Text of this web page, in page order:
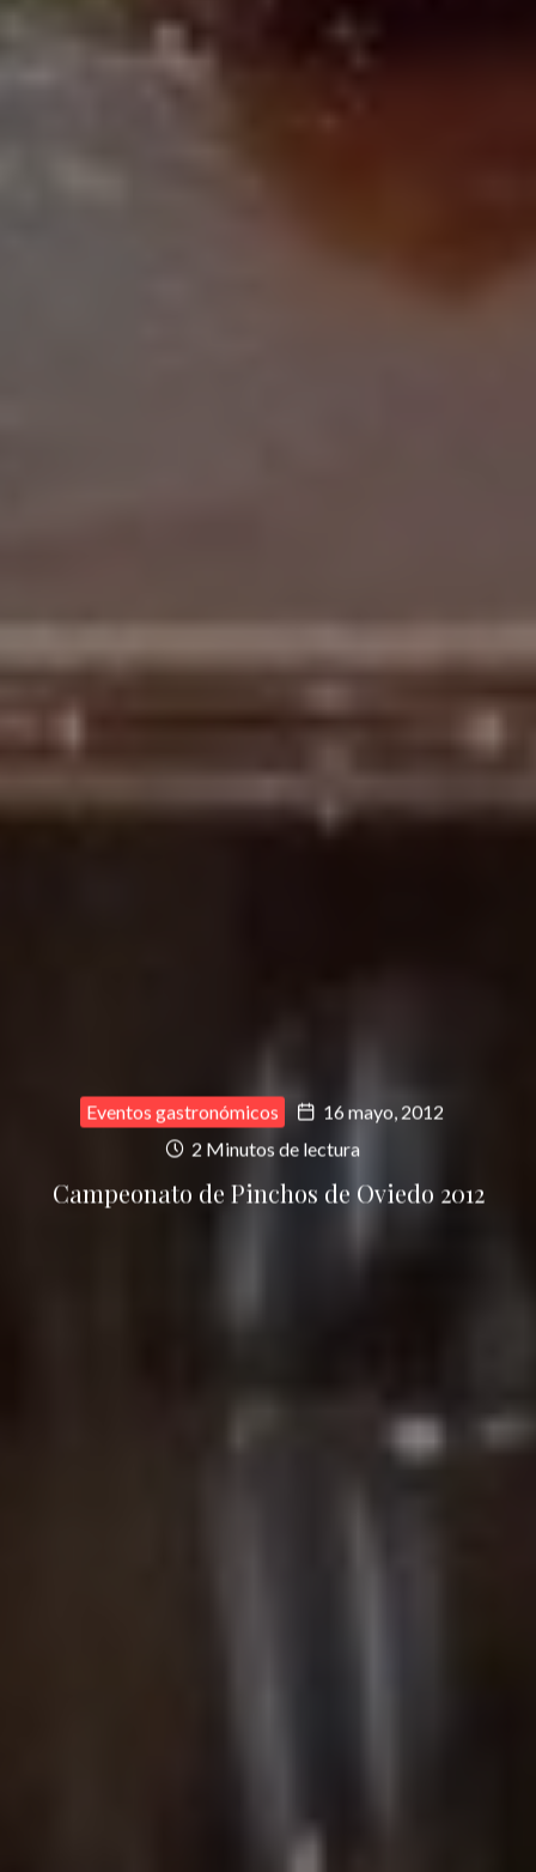
Eventos gastronómicos
16 mayo, 2012
2 Minutos de lectura
Campeonato de Pinchos de Oviedo 2012